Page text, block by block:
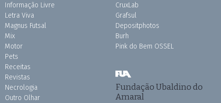
Informação Livre
Letra Viva
Magnus Futsal
Mix
Motor
Pets
Receitas
Revistas
Necrologia
Outro Olhar
CruxLab
Grafsul
Depositphotos
Burh
Pink do Bem OSSEL
Fundação Ubaldino do
Amaral